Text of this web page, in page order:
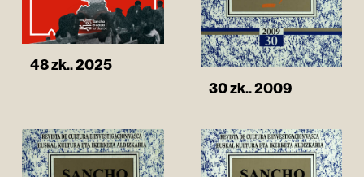
48 zk.. 2025
30 zk.. 2009